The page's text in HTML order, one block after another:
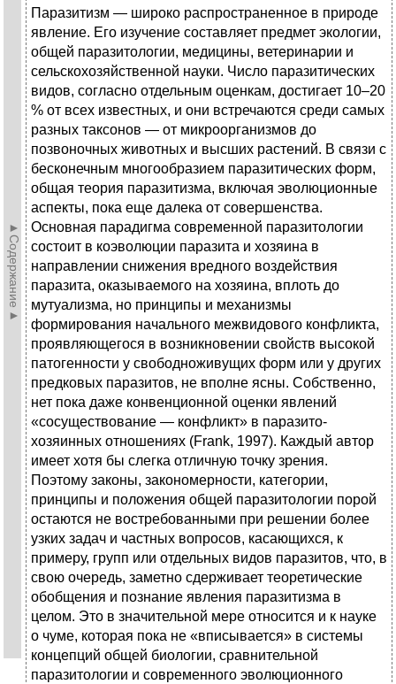
►Содержание►
Паразитизм — широко распространенное в природе
явление. Его изучение составляет предмет экологии,
общей паразитологии, медицины, ветеринарии и
сельскохозяйственной науки. Число паразитических
видов, согласно отдельным оценкам, достигает 10–20
% от всех известных, и они встречаются среди самых
разных таксонов — от микроорганизмов до
позвоночных животных и высших растений. В связи с
бесконечным многообразием паразитических форм,
общая теория паразитизма, включая эволюционные
аспекты, пока еще далека от совершенства.
Основная парадигма современной паразитологии
состоит в коэволюции паразита и хозяина в
направлении снижения вредного воздействия
паразита, оказываемого на хозяина, вплоть до
мутуализма, но принципы и механизмы
формирования начального межвидового конфликта,
проявляющегося в возникновении свойств высокой
патогенности у свободноживущих форм или у других
предковых паразитов, не вполне ясны. Собственно,
нет пока даже конвенционной оценки явлений
«сосуществование — конфликт» в паразито-
хозяинных отношениях (Frank, 1997). Каждый автор
имеет хотя бы слегка отличную точку зрения.
Поэтому законы, закономерности, категории,
принципы и положения общей паразитологии порой
остаются не востребованными при решении более
узких задач и частных вопросов, касающихся, к
примеру, групп или отдельных видов паразитов, что, в
свою очередь, заметно сдерживает теоретические
обобщения и познание явления паразитизма в
целом. Это в значительной мере относится и к науке
о чуме, которая пока не «вписывается» в системы
концепций общей биологии, сравнительной
паразитологии и современного эволюционного